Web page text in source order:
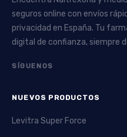
La indicación concreta
la práctica médica.
En esta categoría se
activos con mecanismos
Valparin) o que inhiben la
seguros online con envíos
privacidad en España. Tu
digital de confianza, siempre
SÍGUENOS
NUEVOS PRODUCTOS
Levitra Super Force